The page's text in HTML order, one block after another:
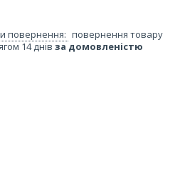
повернення товару
14 днів за домовленістю